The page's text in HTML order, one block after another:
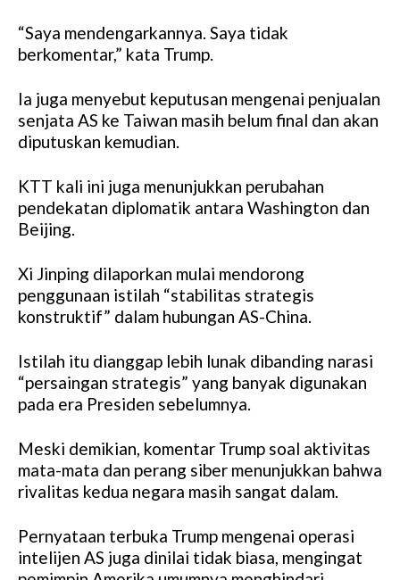
“Saya mendengarkannya. Saya tidak
berkomentar,” kata Trump.
Ia juga menyebut keputusan mengenai penjualan
senjata AS ke Taiwan masih belum final dan akan
diputuskan kemudian.
KTT kali ini juga menunjukkan perubahan
pendekatan diplomatik antara Washington dan
Beijing.
Xi Jinping dilaporkan mulai mendorong
penggunaan istilah “stabilitas strategis
konstruktif” dalam hubungan AS-China.
Istilah itu dianggap lebih lunak dibanding narasi
“persaingan strategis” yang banyak digunakan
pada era Presiden sebelumnya.
Meski demikian, komentar Trump soal aktivitas
mata-mata dan perang siber menunjukkan bahwa
rivalitas kedua negara masih sangat dalam.
Pernyataan terbuka Trump mengenai operasi
intelijen AS juga dinilai tidak biasa, mengingat